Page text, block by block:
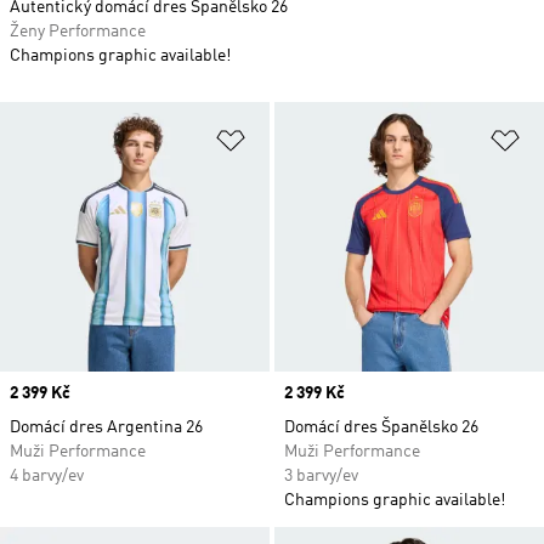
Přidat do seznamu přání
Price
2 399 Kč
Domácí dres Argentina 26
Muži Performance
4 barvy/ev
Price
2 399 Kč
Domácí dres Španělsko 26
Muži Performance
3 barvy/ev
Champions graphic available!
Autentický domácí dres Španělsko 26
Ženy Performance
Champions graphic available!